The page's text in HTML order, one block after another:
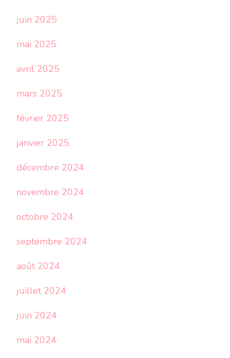
juin 2025
mai 2025
avril 2025
mars 2025
février 2025
janvier 2025
décembre 2024
novembre 2024
octobre 2024
septembre 2024
août 2024
juillet 2024
juin 2024
mai 2024